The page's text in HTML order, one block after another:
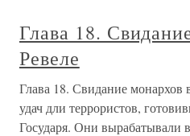
Глава 18.
Ревеле
Глава 18. Свидание
удач дли террористов,
Государя. Они вырабатывали